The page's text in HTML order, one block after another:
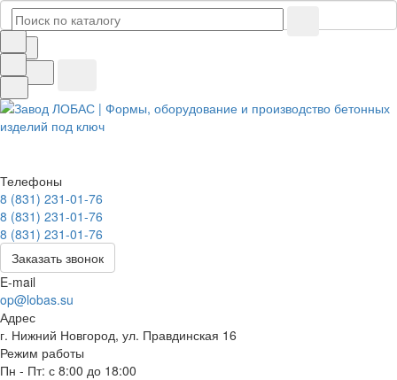
Телефоны
8 (831) 231-01-76
8 (831) 231-01-76
8 (831) 231-01-76
Заказать звонок
E-mail
op@lobas.su
Адрес
г. Нижний Новгород, ул. Правдинская 16
Режим работы
Пн - Пт: с 8:00 до 18:00